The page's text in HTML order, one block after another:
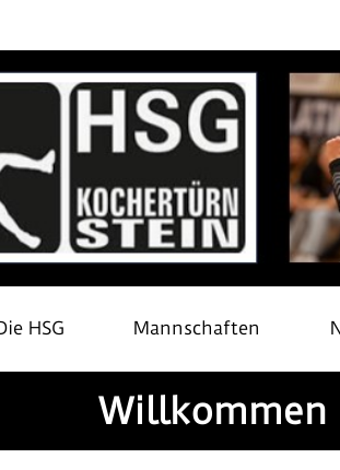
HSG Mannschaften
Willkommen